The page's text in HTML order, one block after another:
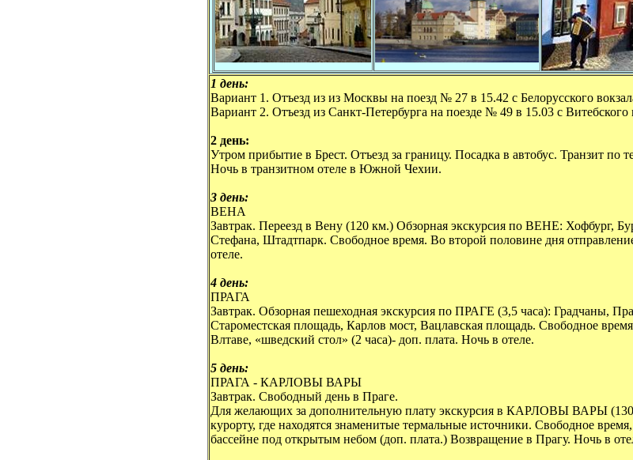
1 день:
Вариант 1. Отъезд из из Москвы на поезд № 27 в 15.42 с Белорусского
Вариант 2. Отъезд из Санкт-Петербурга на поезде № 49 в 15.03 с Витебского
2 день:
Утром прибытие в Брест. Отъезд за границу. Посадка в автобус. Транзит
Ночь в транзитном отеле в Южной Чехии.
3 день:
ВЕНА
Завтрак. Переезд в Вену (120 км.) Обзорная экскурсия по ВЕНЕ: Хофбург,
Стефана, Штадтпарк. Свободное время. Во второй половине дня
отеле.
4 день:
ПРАГА
Завтрак. Обзорная пешеходная экскурсия по ПРАГЕ (3,5 часа): Градчаны,
Староместская площадь, Карлов мост, Вацлавская площадь. Свободное
Влтаве, «шведский стол» (2 часа)- доп. плата. Ночь в отеле.
5 день:
ПРАГА - КАРЛОВЫ ВАРЫ
Завтрак. Свободный день в Праге.
Для желающих за дополнительную плату экскурсия в КАРЛОВЫ ВАРЫ (130
курорту, где находятся знаменитые термальные источники. Свободное
бассейне под открытым небом (доп. плата.) Возвращение в Прагу. Ночь в